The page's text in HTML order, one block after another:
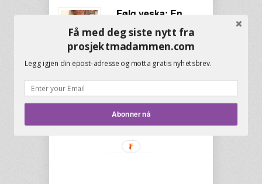
Følg veska: En
fyrrig, italiensk
dame
Mitt navn er Liu Jo, og
jeg er en elegant og fyrrig
nye utfordringer. Jeg
var…Les mer →
Få med deg siste nytt fra
prosjektmadammen.com
Legg igjen din epost-adresse og motta gratis nyhetsbrev.
Abonner nå